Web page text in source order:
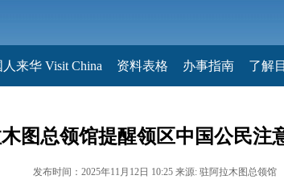
来华 Visit China 资料表格 办事指南 了解
图总领馆提醒领区中国公民注
发布时间：2025年11月12日 10:25 来源: 驻阿拉木图总领馆